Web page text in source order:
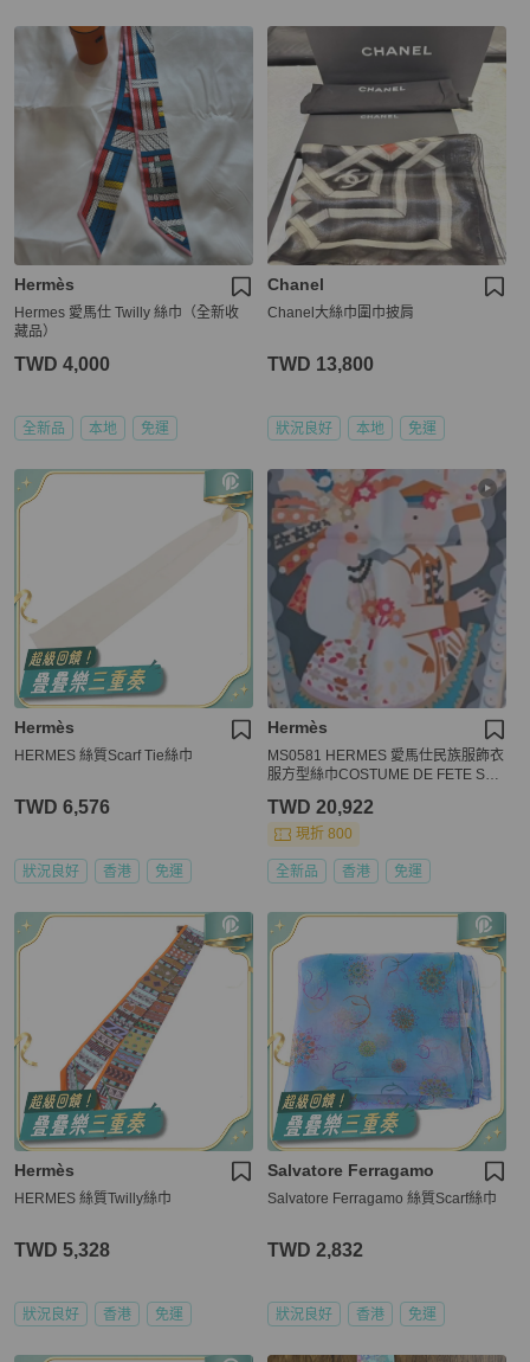
Hermès
Hermes 愛馬仕 Twilly 絲巾（全新收
藏品）
TWD 4,000
全新品 本地 免運
Chanel
Chanel大絲巾圍巾披肩
TWD 13,800
狀況良好 本地 免運
Hermès
HERMES 絲質Scarf Tie絲巾
TWD 6,576
狀況良好 香港 免運
Hermès
MS0581 HERMES 愛馬仕民族服飾衣
服方型絲巾COSTUME DE FETE SCA
TWD 20,922
現折 800
全新品 香港 免運
Hermès
HERMES 絲質Twilly絲巾
TWD 5,328
狀況良好 香港 免運
Salvatore Ferragamo
Salvatore Ferragamo 絲質Scarf絲巾
TWD 2,832
狀況良好 香港 免運